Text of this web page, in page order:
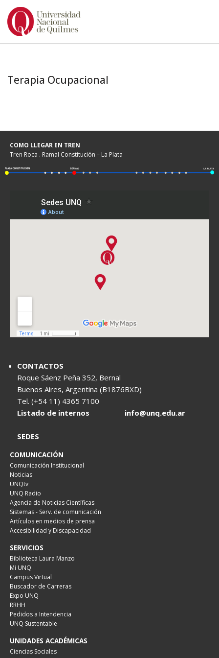
Ir
Terapia Ocupacional
COMO LLEGAR EN TREN
Tren Roca . Ramal Constitución – La Plata
CONTACTOS
Roque Sáenz Peña 352, Bernal
Buenos Aires, Argentina (B1876BXD)
Tel. (+54 11) 4365 7100
Listado de internos
info@unq.edu.ar
SEDES
COMUNICACIÓN
Comunicación Institucional
Noticias
UNQtv
UNQ Radio
Agencia de Noticias Científicas
Sistemas - Serv. de comunicación
Artículos en medios de prensa
Accesibilidad y Discapacidad
SERVICIOS
Biblioteca Laura Manzo
Mi UNQ
Campus Virtual
Buscador de Carreras
Expo UNQ
RRHH
Pedidos a Intendencia
UNQ Sustentable
UNIDADES ACADÉMICAS
Ciencias Sociales